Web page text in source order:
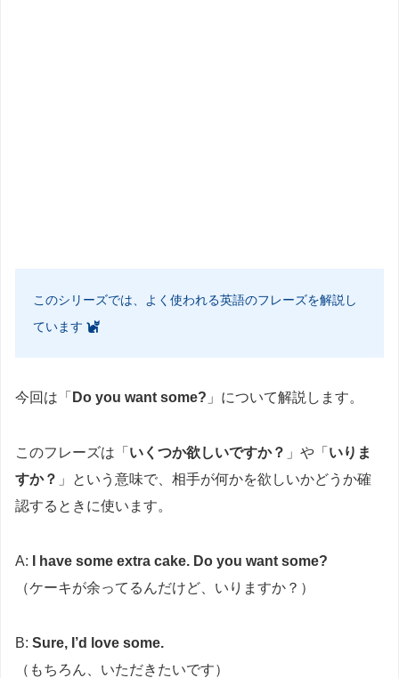
このシリーズでは、よく使われる英語のフレーズを解説し
ています
今回は「 Do you want some? 」について解説します。
このフレーズは「 いくつか欲しいですか？ 」や「 いりま
すか？ 」という意味で、相手が何かを欲しいかどうか確
認するときに使います。
A:
I have some extra cake. Do you want some?
（ケーキが余ってるんだけど、いりますか？）
B: Sure, I’d love some.
（もちろん、いただきたいです）